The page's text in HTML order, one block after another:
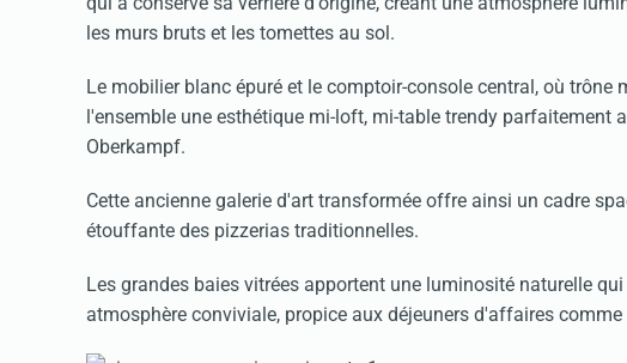
les murs bruts et les tomettes au sol.
Le mobilier blanc épuré et le comptoir-console central, où
l'ensemble une esthétique mi-loft, mi-table trendy parfaitement
Oberkampf.
Cette ancienne galerie d'art transformée offre ainsi un cadre
étouffante des pizzerias traditionnelles.
Les grandes baies vitrées apportent une luminosité naturelle
atmosphère conviviale, propice aux déjeuners d'affaires